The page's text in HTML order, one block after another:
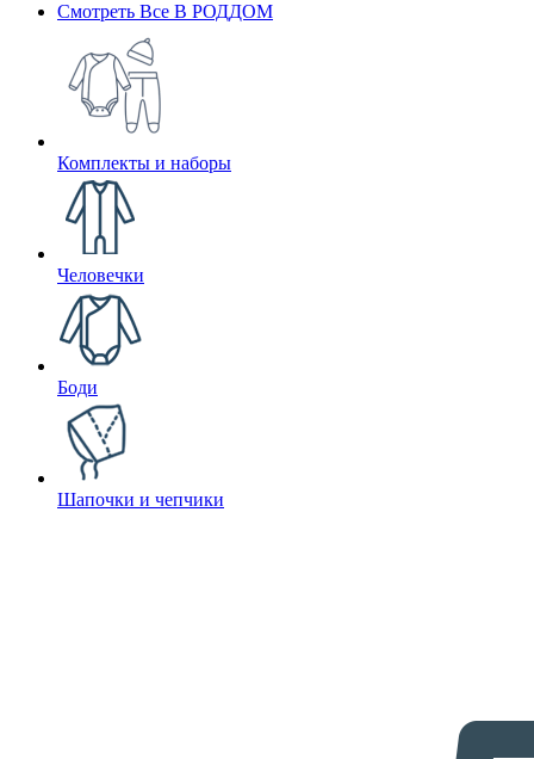
Смотреть Все В РОДДОМ
Комплекты и наборы
Человечки
Боди
Шапочки и чепчики